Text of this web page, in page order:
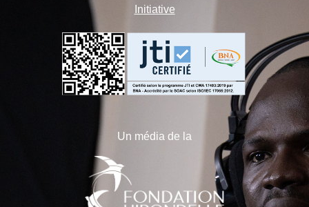
Initiative
Un média de la